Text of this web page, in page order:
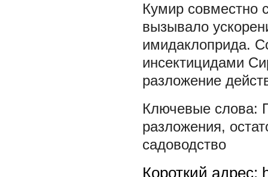
Кумир совместно
вызывало
имидаклоприда.
инсектицидами
разложение
разложения,
садоводство
Короткий адрес: